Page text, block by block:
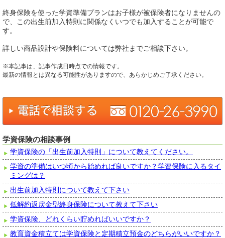
終身保険を使った学資準備プランはお子様が被保険者になりませんの
で、この出生前加入特則に関係なくいつでも加入することが可能で
す。
詳しい商品設計や保険料については弊社までご相談下さい。
※本記事は、記事作成日時点での情報です。
最新の情報とは異なる可能性がありますので、あらかじめご了承ください。
学資保険の相談事例
学資保険の「出生前加入特則」について教えてください。
学資の準備はいつ頃から始めれば良いですか？学資保険に入るタイ
ミングは？
出生前加入特則について教えて下さい
低解約返戻金型終身保険について教えて下さい
学資保険、どれくらい貯めればいいですか？
教育資金積立ては学資保険と定期積立預金のどちらがいいですか？